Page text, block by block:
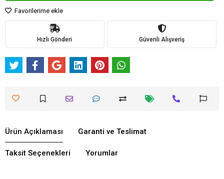
Favorilerime ekle
Hızlı Gönderi Güvenli Alışveriş
Ürün Açıklaması Garanti ve Teslimat
Taksit Seçenekleri Yorumlar